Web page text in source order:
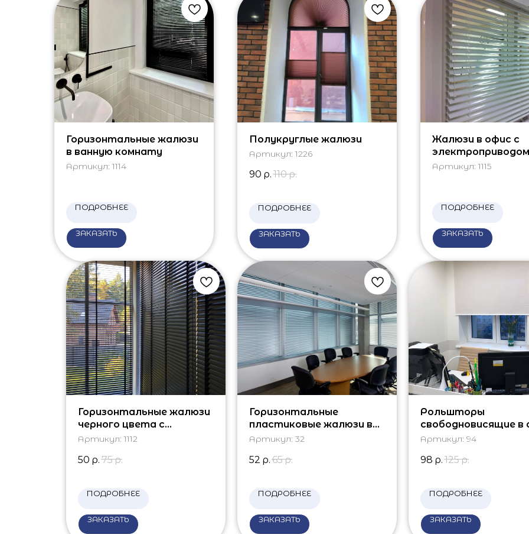
Горизонтальные жалюзи
в ванную комнату
Артикул: 1114
ПОДРОБНЕЕ
ЗАКАЗАТЬ
Полукруглые жалюзи
Артикул: 1226
90 р. 110 р.
ПОДРОБНЕЕ
ЗАКАЗАТЬ
Жалюзи в офис с
электроприводом
Артикул: 1115
ПОДРОБНЕЕ
ЗАКАЗАТЬ
Горизонтальные жалюзи
черного цвета с
тканевой тесьмой
Артикул: 1112
50 р. 75 р.
ПОДРОБНЕЕ
ЗАКАЗАТЬ
Горизонтальные
пластиковые жалюзи в
офис
Артикул: 32
52 р. 65 р.
ПОДРОБНЕЕ
ЗАКАЗАТЬ
Рольшторы
свободновисящие в
Артикул: 94
98 р. 125 р.
ПОДРОБНЕЕ
ЗАКАЗАТЬ